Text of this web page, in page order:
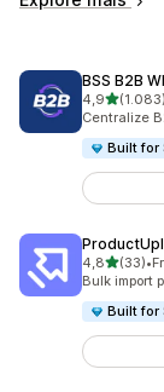
BSS B2B
4,9de 5(1.083)
1083 total
Centralize
Built for
4,8de 5(33)
33 total de•
Bulk import
Built for